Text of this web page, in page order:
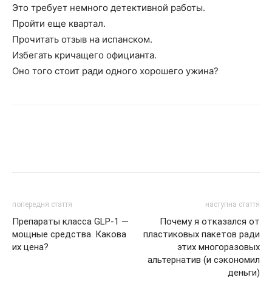
Это требует немного детективной работы.
Пройти еще квартал.
Прочитать отзыв на испанском.
Избегать кричащего официанта.
Оно того стоит ради одного хорошего ужина?
попередня стаття
Препараты класса GLP-1 —
мощные средства. Какова
их цена?
наступна стаття
Почему я отказался от
пластиковых пакетов ради
этих многоразовых
альтернатив (и сэкономил
деньги)